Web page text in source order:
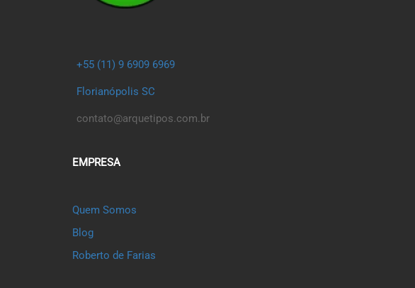
+55 (11) 9 6909 6969
Florianópolis SC
contato@arquetipos.com.br
EMPRESA
Quem Somos
Blog
Roberto de Farias